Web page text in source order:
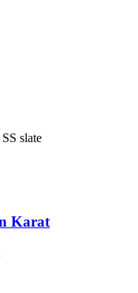
slate
Karat